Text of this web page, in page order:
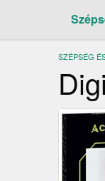
SZÉPSÉG